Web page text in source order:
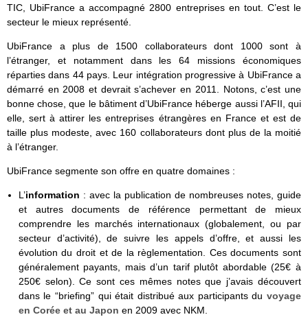
TIC, UbiFrance a accompagné 2800 entreprises en tout. C’est le
secteur le mieux représenté.
UbiFrance a plus de 1500 collaborateurs dont 1000 sont à
l’étranger, et notamment dans les 64 missions économiques
réparties dans 44 pays. Leur intégration progressive à UbiFrance a
démarré en 2008 et devrait s’achever en 2011. Notons, c’est une
bonne chose, que le bâtiment d’UbiFrance héberge aussi l’AFII, qui
elle, sert à attirer les entreprises étrangères en France et est de
taille plus modeste, avec 160 collaborateurs dont plus de la moitié
à l’étranger.
UbiFrance segmente son offre en quatre domaines :
L’information : avec la publication de nombreuses notes, guide
et autres documents de référence permettant de mieux
comprendre les marchés internationaux (globalement, ou par
secteur d’activité), de suivre les appels d’offre, et aussi les
évolution du droit et de la règlementation. Ces documents sont
généralement payants, mais d’un tarif plutôt abordable (25€ à
250€ selon). Ce sont ces mêmes notes que j’avais découvert
dans le “briefing” qui était distribué aux participants du voyage
en Corée et au Japon en 2009 avec NKM.